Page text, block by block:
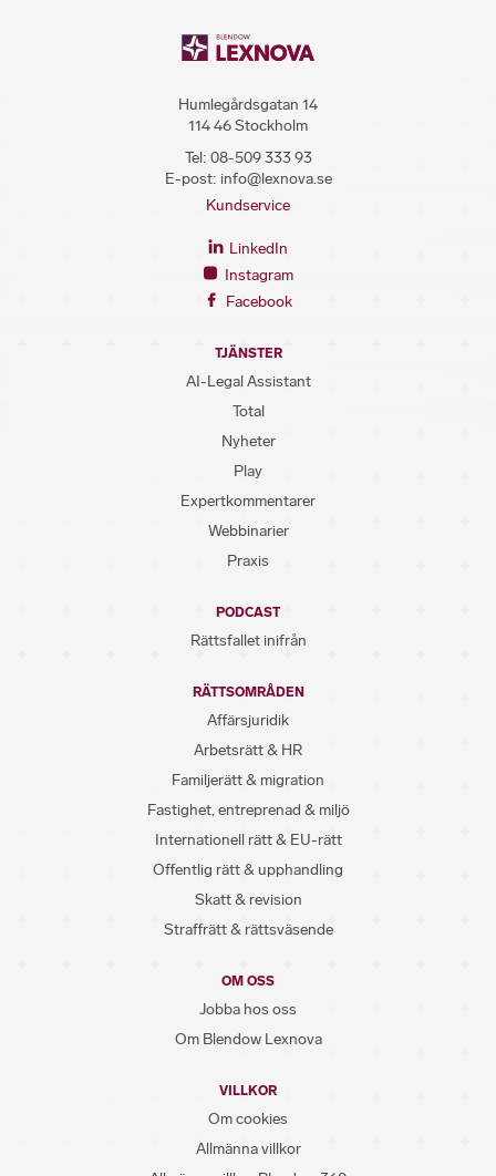
Humlegårdsgatan 14
114 46 Stockholm
Tel: 08-509 333 93
E-post: info@lexnova.se
Kundservice
LinkedIn
Instagram
Facebook
TJÄNSTER
AI-Legal Assistant
Total
Nyheter
Play
Expertkommentarer
Webbinarier
Praxis
PODCAST
Rättsfallet inifrån
RÄTTSOMRÅDEN
Affärsjuridik
Arbetsrätt & HR
Familjerätt & migration
Fastighet, entreprenad & miljö
Internationell rätt & EU-rätt
Offentlig rätt & upphandling
Skatt & revision
Straffrätt & rättsväsende
OM OSS
Jobba hos oss
Om Blendow Lexnova
VILLKOR
Om cookies
Allmänna villkor